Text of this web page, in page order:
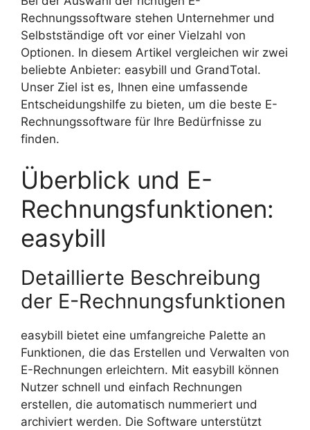
Rechnungssoftware stehen Unternehmer und
Selbstständige oft vor einer Vielzahl von
Optionen. In diesem Artikel vergleichen wir zwei
beliebte Anbieter: easybill und GrandTotal.
Unser Ziel ist es, Ihnen eine umfassende
Entscheidungshilfe zu bieten, um die beste E-
Rechnungssoftware für Ihre Bedürfnisse zu
finden.
Überblick und E-
Rechnungsfunktionen:
easybill
Detaillierte Beschreibung
der E-Rechnungsfunktionen
easybill bietet eine umfangreiche Palette an
Funktionen, die das Erstellen und Verwalten von
E-Rechnungen erleichtern. Mit easybill können
Nutzer schnell und einfach Rechnungen
erstellen, die automatisch nummeriert und
archiviert werden. Die Software unterstützt